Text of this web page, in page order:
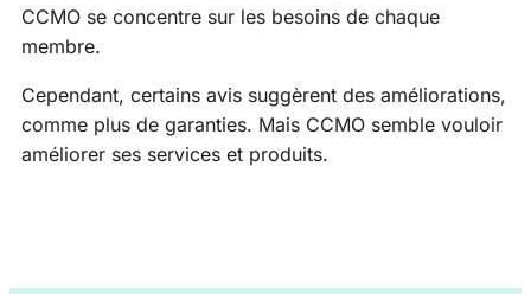
CCMO se concentre sur les besoins de chaque
membre.
Cependant, certains avis suggèrent des améliorations,
comme plus de garanties. Mais CCMO semble vouloir
améliorer ses services et produits.